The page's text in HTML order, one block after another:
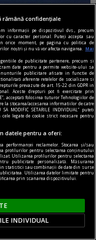
printre
merge încălcările
și cele privind
rămână confidențiale
informații pe dispozitivul dvs., precum
cu caracter personal. Puteți accepta sau
orice moment, pe pagina cu politica de
noștri și nu vă vor afecta navigarea.
Mai
de publicitate partenere, precum si
date pentru a permite website-ului sa
publicitare afisate in functie de
aferente retelelor de socializare si
prevazute de art. 15-22 din GDPR in
Aceste drepturi pot fi exercitate prin
acceptati folosirea tuturor Tehnologiilor de
la stocarea/accesarea informatiilor de catre
MODIFIC SETARILE INDIVIDUAL” puteti
legate de cookie strict necesare pentru
datele pentru a oferi:
performanței reclamelor. Stocarea și/sau
profilurilor pentru selectarea conținutului
Utilizarea profilurilor pentru selectarea
publicitate personalizată. Măsurarea
statistici sau combinații de date din surse
Utilizarea datelor limitate pentru
prin scanarea dispozitivului.
INDIVIDUAL